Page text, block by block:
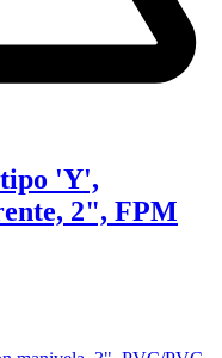
'Y',
2", FPM